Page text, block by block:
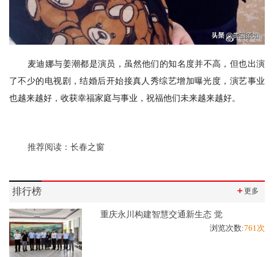
麦迪娜与姜潮都是演员，虽然他们的知名度并不高，但也出演
了不少的电视剧，结婚后开始接真人秀综艺增加曝光度，演艺事业
也越来越好，收获幸福家庭与事业，祝福他们未来越来越好。
推荐阅读： 长春之窗
排行榜 ＋更多
重庆永川构建智慧交通新生态 觉
浏览次数:761次